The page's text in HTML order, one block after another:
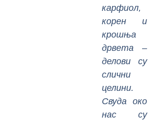
карфиол,
корен и
крошња
дрвета –
делови су
слични
целини.
Свуда око
нас су